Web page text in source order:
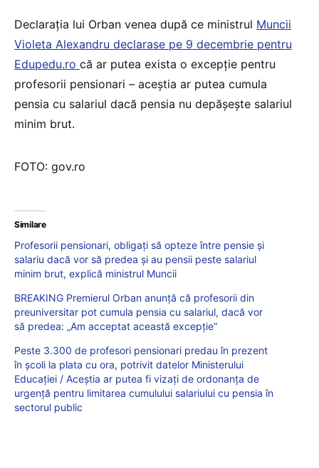
Declaraţia lui Orban venea după ce ministrul Muncii
Violeta Alexandru declarase pe 9 decembrie pentru
Edupedu.ro că ar putea exista o excepţie pentru
profesorii pensionari – aceştia ar putea cumula
pensia cu salariul dacă pensia nu depăşeşte salariul
minim brut.
FOTO: gov.ro
Similare
Profesorii pensionari, obligaţi să opteze între pensie şi
salariu dacă vor să predea şi au pensii peste salariul
minim brut, explică ministrul Muncii
BREAKING Premierul Orban anunță că profesorii din
preuniversitar pot cumula pensia cu salariul, dacă vor
să predea: „Am acceptat această excepție”
Peste 3.300 de profesori pensionari predau în prezent
în școli la plata cu ora, potrivit datelor Ministerului
Educației / Aceștia ar putea fi vizați de ordonanța de
urgență pentru limitarea cumulului salariului cu pensia în
sectorul public